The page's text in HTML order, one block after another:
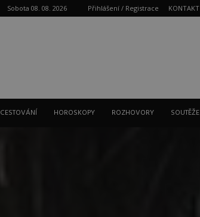
Sobota 08. 08. 2026 Přihlášení / Registrace KONTAKT
CESTOVÁNÍ HOROSKOPY ROZHOVORY SOUTĚŽE